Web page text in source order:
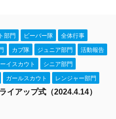
部門 ビーバー隊
全体行事
カブ隊 ジュニア部門
活動報告
イスカウト
シニア部門
ガールスカウト
レンジャー部門
イアップ式（2024.4.14）